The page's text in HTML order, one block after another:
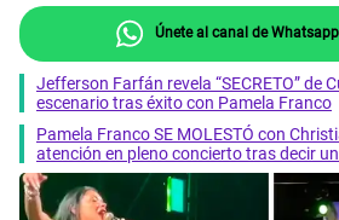
Únete al canal de
Jefferson Farfán revela “SECRETO” de
escenario tras éxito con Pamela Franco
Pamela Franco SE MOLESTÓ con
atención en pleno concierto tras decir